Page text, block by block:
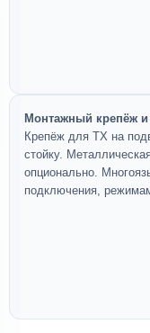
Монтажный крепёж и
Крепёж для TX на
стойку.
опционально.
подключения,